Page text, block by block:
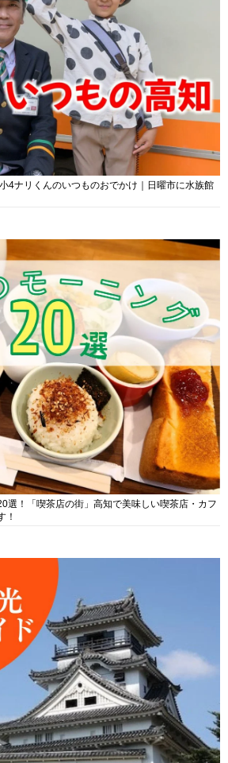
4ナリくんのいつものおでかけ｜日曜市に水族館
選！「喫茶店の街」高知で美味しい喫茶店・カフ
！